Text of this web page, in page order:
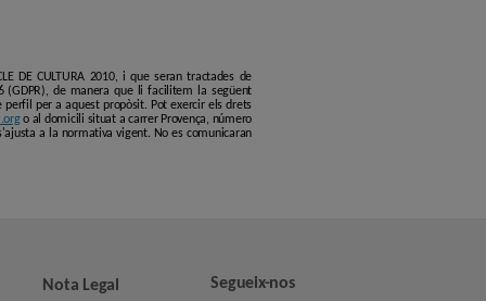
DE CULTURA 2010, i que seran tractades de
(GDPR), de manera que li facilitem la següent
per a aquest propòsit. Pot exercir els drets
o al domicili situat a carrer Provença, número
a la normativa vigent. No es comunicaran
Nota Legal Segueix-nos